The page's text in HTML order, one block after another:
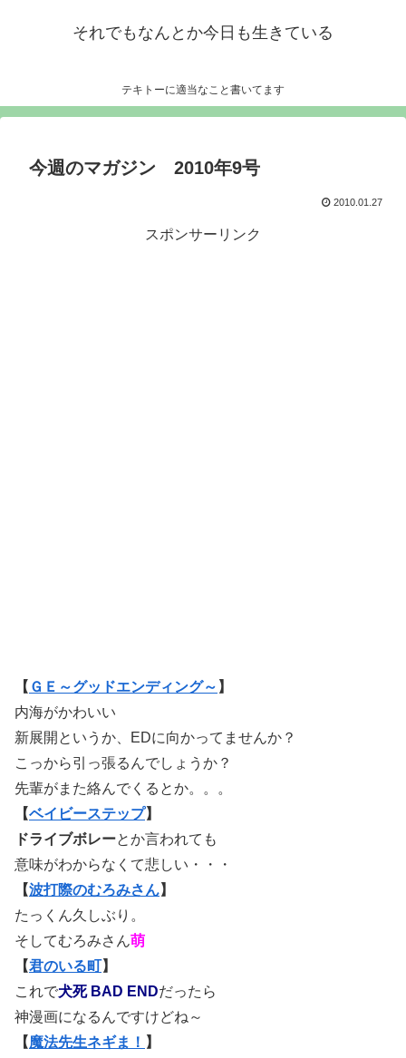
それでもなんとか今日も生きている
テキトーに適当なこと書いてます
今週のマガジン 2010年9号
2010.01.27
スポンサーリンク
【 ＧＥ～グッドエンディング～ 】
内海がかわいい
新展開というか、EDに向かってませんか？
こっから引っ張るんでしょうか？
先輩がまた絡んでくるとか。。。
【ベイビーステップ】
ドライブボレーとか言われても
意味がわからなくて悲しい・・・
【波打際のむろみさん】
たっくん久しぶり。
そしてむろみさん萌
【君のいる町】
これで犬死 BAD ENDだったら
神漫画になるんですけどね～
【魔法先生ネギま！ 】